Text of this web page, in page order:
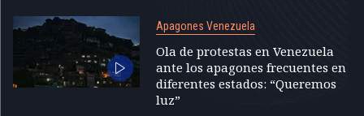
Apagones Venezuela
Ola de protestas en Venezuela
ante los apagones frecuentes en
diferentes estados: “Queremos
luz”